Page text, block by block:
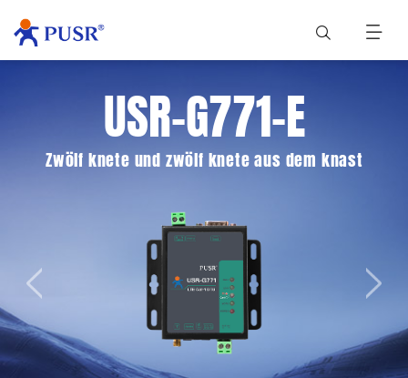
USR-G771-E
Zwölf knete und zwölf knete aus dem knast